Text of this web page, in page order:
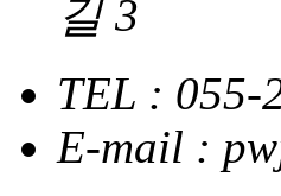
길 3
TEL : 055-
E-mail :